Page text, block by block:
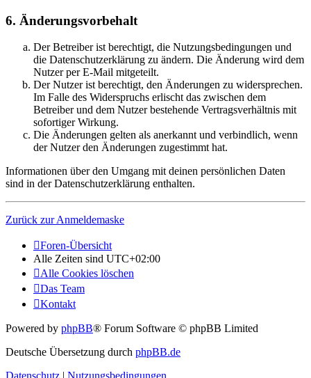
6. Änderungsvorbehalt
Der Betreiber ist berechtigt, die Nutzungsbedingungen und
die Datenschutzerklärung zu ändern. Die Änderung wird dem
Nutzer per E-Mail mitgeteilt.
Der Nutzer ist berechtigt, den Änderungen zu widersprechen.
Im Falle des Widerspruchs erlischt das zwischen dem
Betreiber und dem Nutzer bestehende Vertragsverhältnis mit
sofortiger Wirkung.
Die Änderungen gelten als anerkannt und verbindlich, wenn
der Nutzer den Änderungen zugestimmt hat.
Informationen über den Umgang mit deinen persönlichen Daten
sind in der Datenschutzerklärung enthalten.
Zurück zur Anmeldemaske
Foren-Übersicht
Alle Zeiten sind UTC+02:00
Alle Cookies löschen
Das Team
Kontakt
Powered by phpBB® Forum Software © phpBB Limited
Deutsche Übersetzung durch phpBB.de